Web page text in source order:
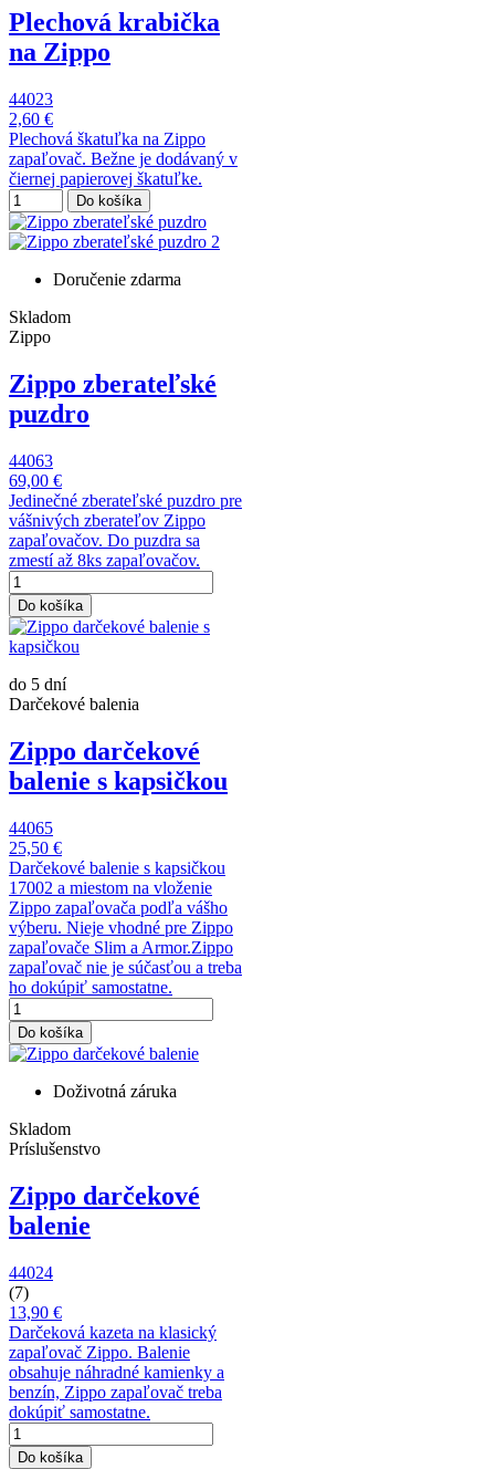
Plechová krabička
na Zippo
44023
2,60 €
Plechová škatuľka na Zippo
zapaľovač. Bežne je dodávaný v
čiernej papierovej škatuľke.
Do košíka
Doručenie zdarma
Skladom
Zippo
Zippo zberateľské
puzdro
44063
69,00 €
Jedinečné zberateľské puzdro pre
vášnivých zberateľov Zippo
zapaľovačov. Do puzdra sa
zmestí až 8ks zapaľovačov.
Do košíka
do 5 dní
Darčekové balenia
Zippo darčekové
balenie s kapsičkou
44065
25,50 €
Darčekové balenie s kapsičkou
17002 a miestom na vloženie
Zippo zapaľovača podľa vášho
výberu. Nieje vhodné pre Zippo
zapaľovače Slim a Armor.Zippo
zapaľovač nie je súčasťou a treba
ho dokúpiť samostatne.
Do košíka
Doživotná záruka
Skladom
Príslušenstvo
Zippo darčekové
balenie
44024
(7)
13,90 €
Darčeková kazeta na klasický
zapaľovač Zippo. Balenie
obsahuje náhradné kamienky a
benzín, Zippo zapaľovač treba
dokúpiť samostatne.
Do košíka